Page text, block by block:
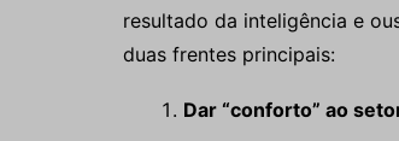
resultado da inteligência e
duas frentes principais:
Dar “conforto” ao